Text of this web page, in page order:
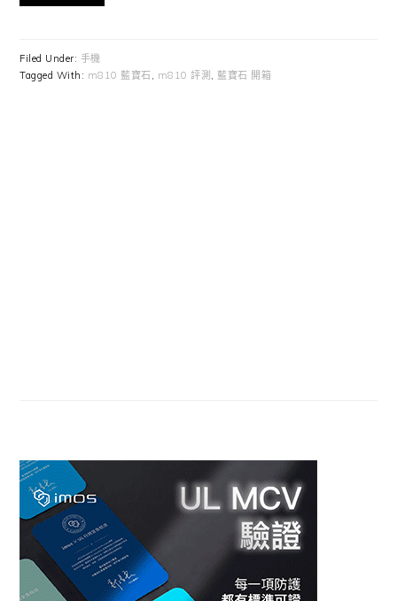
Filed Under: 手機
Tagged With: m810 藍寶石 , m810 評測 ,藍寶石 開箱